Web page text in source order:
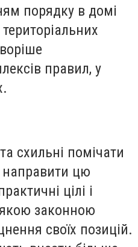
порядку в домі
правил, у
схильні помічати
направити цю
цілі і
законною
своїх позицій.